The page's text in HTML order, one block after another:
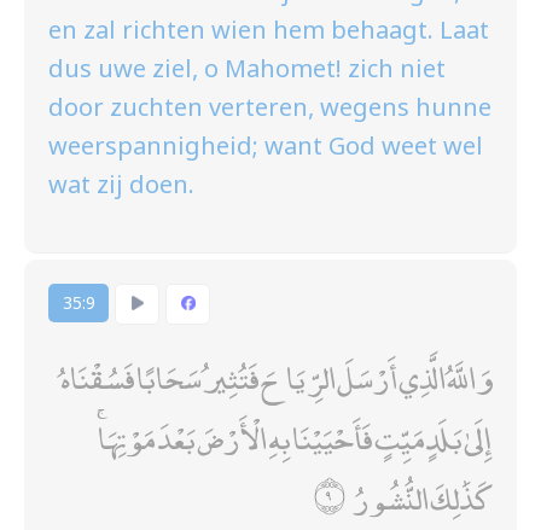
en zal richten wien hem behaagt. Laat
dus uwe ziel, o Mahomet! zich niet
door zuchten verteren, wegens hunne
weerspannigheid; want God weet wel
wat zij doen.
35:9
وَاللَّهُ الَّذِي أَرْسَلَ الرِّيَاحَ فَتُثِيرُ سَحَابًا فَسُقْنَاهُ
إِلَىٰ بَلَدٍ مَيِّتٍ فَأَحْيَيْنَا بِهِ الْأَرْضَ بَعْدَ مَوْتِهَا ۚ
كَذَٰلِكَ النُّشُورُ